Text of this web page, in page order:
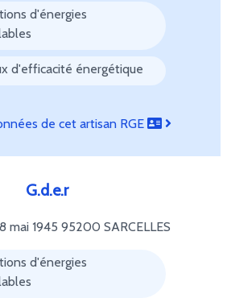
d'énergies
d'efficacité énergétique
de cet artisan RGE
G.d.e.r
mai 1945 95200 SARCELLES
d'énergies